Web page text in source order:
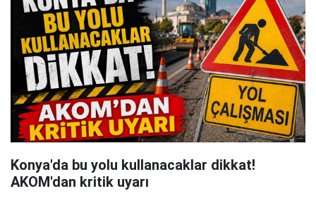
Konya'da bu yolu kullanacaklar dikkat!
AKOM'dan kritik uyarı